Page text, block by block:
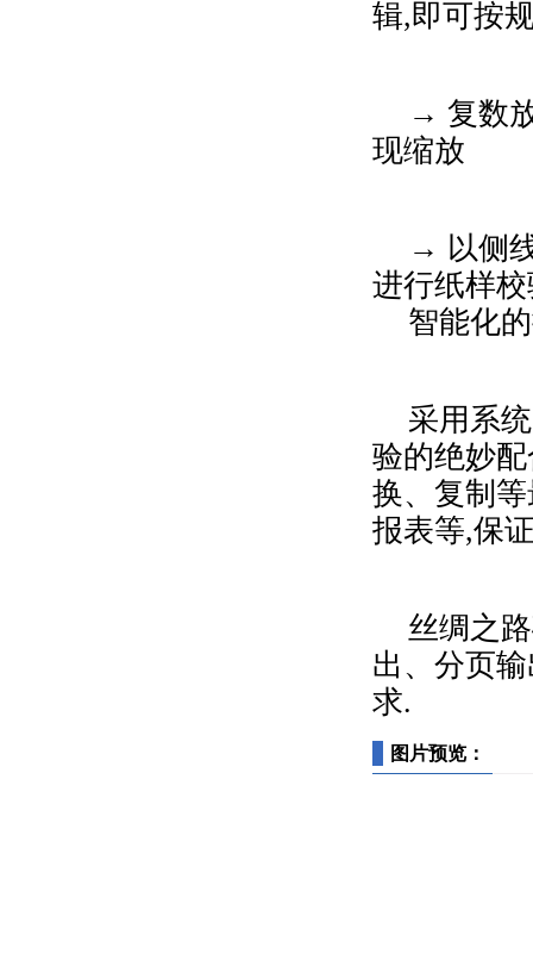
辑,即可按
→ 复数
现缩放
→ 以侧
进行纸样
智能化
采用系
验的绝妙
换、复制
报表等,保
丝绸之
出、分页
求.
图片预览：